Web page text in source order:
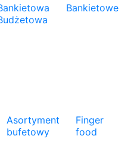
Bankietowe
Asortyment
bufetowy
Finger
food